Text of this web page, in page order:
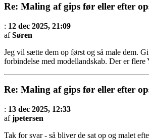
Re: Maling af gips før eller efter
: 12 dec 2025, 21:09
afSøren
Jeg vil sætte dem op først og så male dem.
forbindelse med modellandskab. Der er flere
Re: Maling af gips før eller efter
: 13 dec 2025, 12:33
afjpetersen
Tak for svar - så bliver de sat op og malet